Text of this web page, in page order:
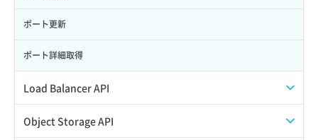
サーバー利用状況グラフ（トラフィック）
サーバー削除
サーバー操作（起動/停止/再起動/強制停止）
サーバー設定切替
ポート更新
ポート詳細取得
Load Balancer API
プール一覧取得
Object Storage API